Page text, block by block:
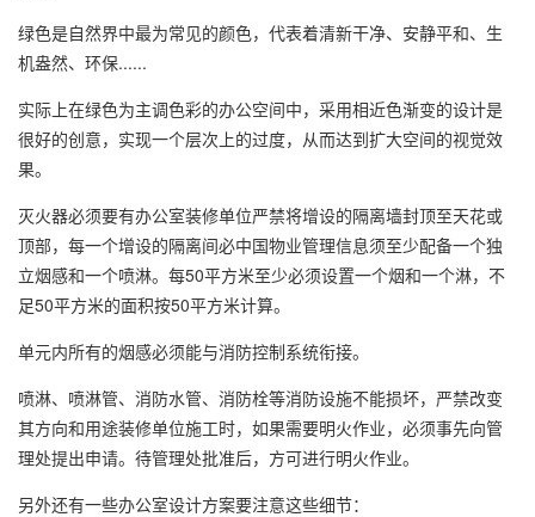
绿色是自然界中最为常见的颜色，代表着清新干净、安静平和、生
机盎然、环保......
实际上在绿色为主调色彩的办公空间中，采用相近色渐变的设计是
很好的创意，实现一个层次上的过度，从而达到扩大空间的视觉效
果。
灭火器必须要有办公室装修单位严禁将增设的隔离墙封顶至天花或
顶部，每一个增设的隔离间必中国物业管理信息须至少配备一个独
立烟感和一个喷淋。每50平方米至少必须设置一个烟和一个淋，不
足50平方米的面积按50平方米计算。
单元内所有的烟感必须能与消防控制系统衔接。
喷淋、喷淋管、消防水管、消防栓等消防设施不能损坏，严禁改变
其方向和用途装修单位施工时，如果需要明火作业，必须事先向管
理处提出申请。待管理处批准后，方可进行明火作业。
另外还有一些办公室设计方案要注意这些细节：